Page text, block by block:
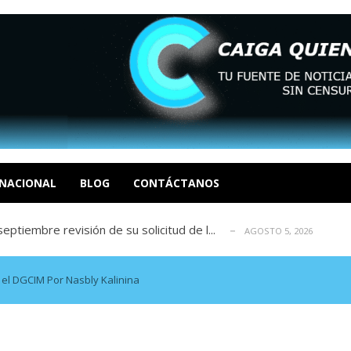
BLOG CONTÁCTANOS
I por la libertad inmediata de l...
revisión de su solicitud de l... AGOSTO 5, 2026
AGOSTO 5, 2026
entrada masiva de inmigrantes a Ceut... AGOSTO 5, 2026
La tragedia de Venezuela no admi... AGOSTO 5, 2026
I por la libertad inmediata de l... AGOSTO 5, 2026
revisión de su solicitud de l...
según ONG AGOSTO 5, 2026
entrada masiva de inmigrantes a Ceut... AGOSTO 5, 2026
La tragedia de Venezuela no admi...
I por la libertad inmediata de l... AGOSTO 5, 2026
DGCIM Por Nasbly Kalinina